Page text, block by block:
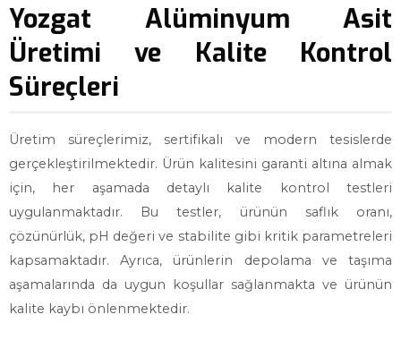
Yozgat Alüminyum Asit
Üretimi ve Kalite Kontrol
Süreçleri
Üretim süreçlerimiz, sertifikalı ve modern tesislerde
gerçekleştirilmektedir. Ürün kalitesini garanti altına almak
için, her aşamada detaylı kalite kontrol testleri
uygulanmaktadır. Bu testler, ürünün saflık oranı,
çözünürlük, pH değeri ve stabilite gibi kritik parametreleri
kapsamaktadır. Ayrıca, ürünlerin depolama ve taşıma
aşamalarında da uygun koşullar sağlanmakta ve ürünün
kalite kaybı önlenmektedir.